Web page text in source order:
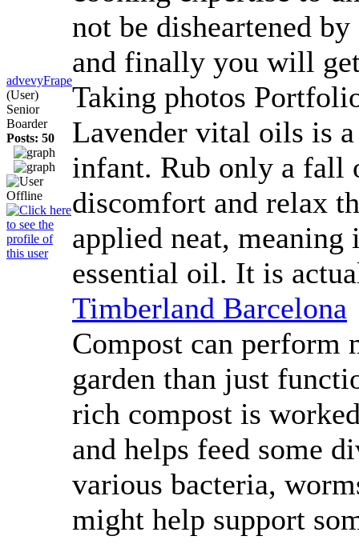
advevyFrape
(User)
Senior
Boarder
Posts: 50
not be disheartened
and finally you will
Taking photos
Lavender vital oils is
infant. Rub only a fall
discomfort and relax
applied neat,
essential oil. It is
Timberland Barcelona
Compost can perform
garden than just
rich compost is
and helps feed some
various bacteria,
might help support